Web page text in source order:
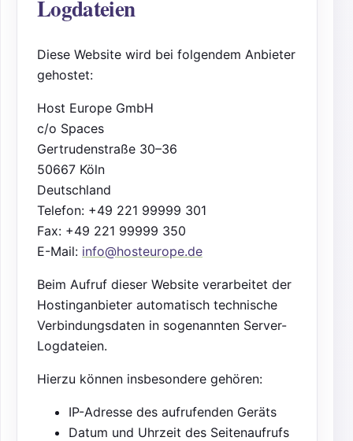
Logdateien
Diese Website wird bei folgendem Anbieter
gehostet:
Host Europe GmbH
c/o Spaces
Gertrudenstraße 30–36
50667 Köln
Deutschland
Telefon: +49 221 99999 301
Fax: +49 221 99999 350
E-Mail: info@hosteurope.de
Beim Aufruf dieser Website verarbeitet der
Hostinganbieter automatisch technische
Verbindungsdaten in sogenannten Server-
Logdateien.
Hierzu können insbesondere gehören:
IP-Adresse des aufrufenden Geräts
Datum und Uhrzeit des Seitenaufrufs